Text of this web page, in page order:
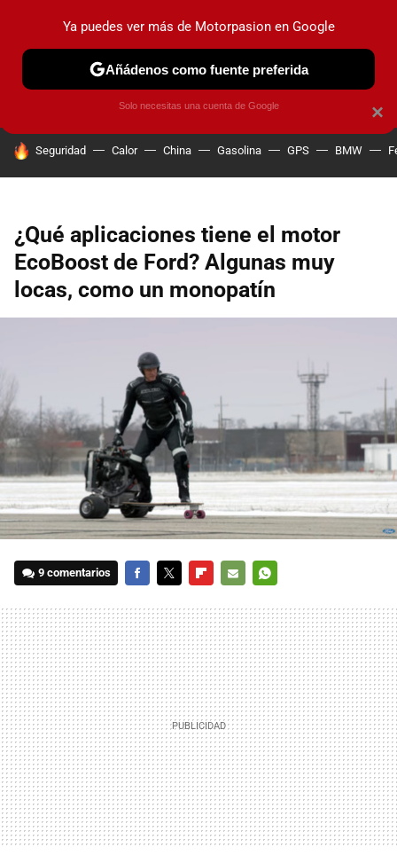
PRUEBAS COCHES ELÉCTRICOS OBSERVATORIO
HOY SE HABLA DE
Seguridad Calor China Gasolina GPS BMW
¿Qué aplicaciones tiene el motor
EcoBoost de Ford? Algunas muy
locas, como un monopatín
9 comentarios
MAIL
×
Ya puedes ver más de Motorpasion en Google
Añádenos como fuente preferida
Solo necesitas una cuenta de Google